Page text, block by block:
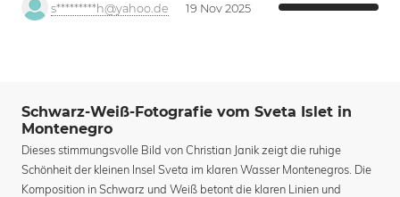
s*********h@yahoo.de 19 Nov 2025
Schwarz-Weiß-Fotografie vom Sveta Islet in
Montenegro
Dieses stimmungsvolle Bild von Christian Janik zeigt die ruhige
Schönheit der kleinen Insel Sveta im klaren Wasser Montenegros. Die
Komposition in Schwarz und Weiß betont die klaren Linien und